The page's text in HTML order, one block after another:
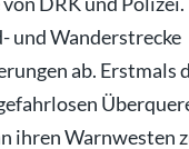
und Wanderstrecke
ab. Erstmals
ihren Warnwesten